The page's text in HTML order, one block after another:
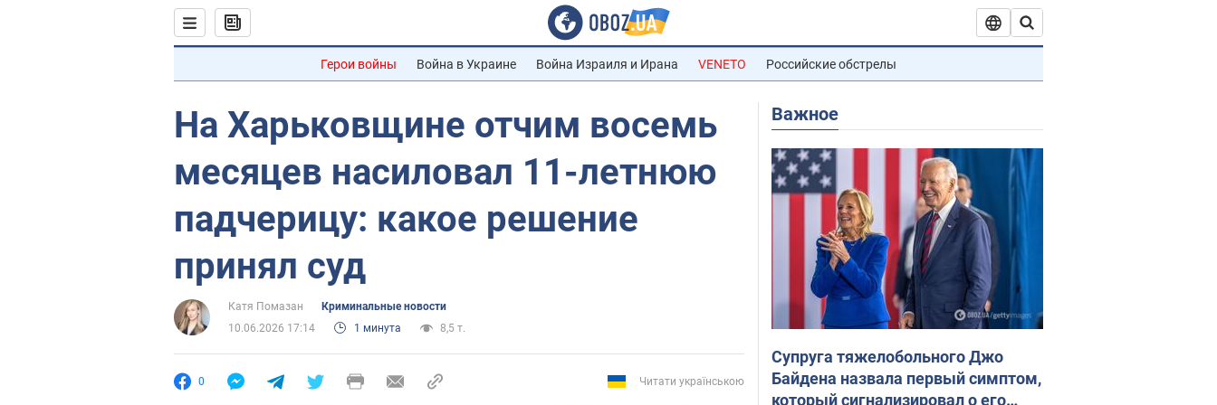
Герои войны Война в Украине Война Израиля и Ирана VENETO Российские обстрелы
На Харьковщине отчим восемь
месяцев насиловал 11-летнюю
падчерицу: какое решение
принял суд
Катя Помазан
Криминальные новости
10.06.2026 17:14
1 минута 8,5 т.
0 Читати українською
Важное
Супруга тяжелобольного Джо
Байдена назвала первый симптом,
который сигнализировал о его